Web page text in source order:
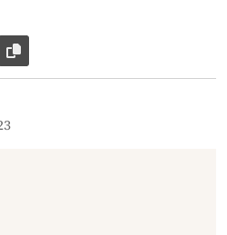
Messenger
via E-Mail
Copy link to page